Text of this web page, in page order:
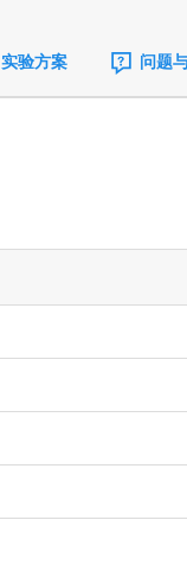
实验方案 问题